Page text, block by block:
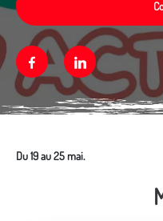
FacebookLinkedin
Du 19 au 25 mai.